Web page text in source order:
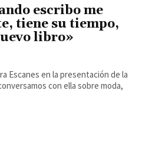
escribo me
tiene su tiempo,
libro»
Escanes en la presentación de la
con ella sobre moda,